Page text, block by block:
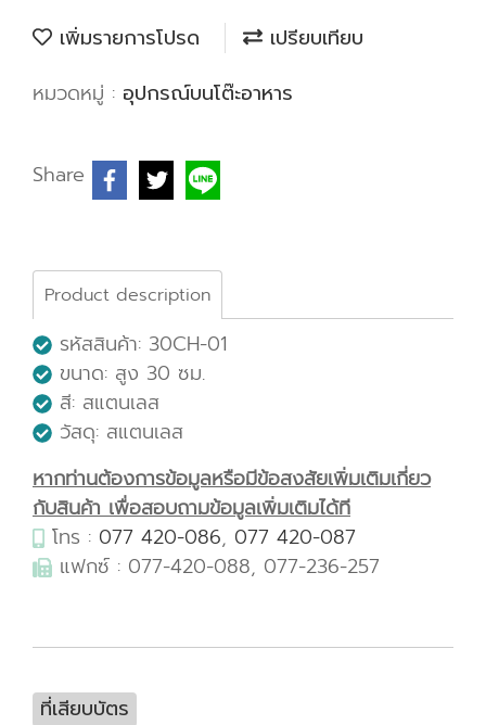
เพิ่มรายการโปรด
เปรียบเทียบ
หมวดหมู่ : อุปกรณ์บนโต๊ะอาหาร
Share
Product description
รหัสสินค้า: 30CH-01
ขนาด: สูง 30 ซม.
สี: สแตนเลส
วัสดุ: สแตนเลส
หากท่านต้องการข้อมูลหรือมีข้อสงสัยเพิ่มเติมเกี่ยว
กับสินค้า เพื่อสอบถามข้อมูลเพิ่มเติมได้ที
โทร : 077 420-086, 077 420-087
แฟกซ์ : 077-420-088, 077-236-257
ที่เสียบบัตร